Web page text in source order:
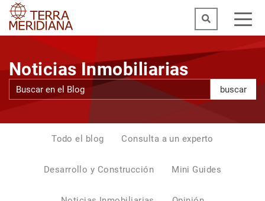
Noticias Inmobiliarias
buscar
Todo el blog Consulta a un experto
Desarrollo y Construcción Mini Guides